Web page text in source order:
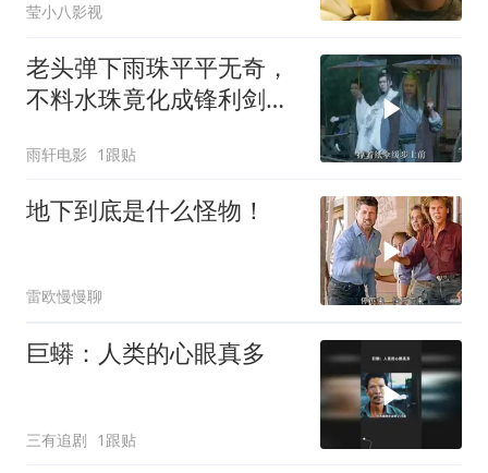
莹小八影视
老头弹下雨珠平平无奇，
不料水珠竟化成锋利剑
雨轩电影 1跟贴
地下到底是什么怪物！
雷欧慢慢聊
巨蟒：人类的心眼真多
三有追剧 1跟贴